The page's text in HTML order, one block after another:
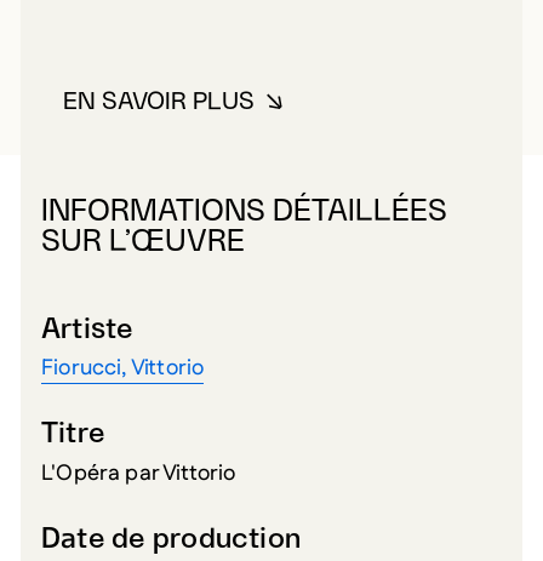
EN SAVOIR PLUSÀ PROPOS DE FIORUCCI,
INFORMATIONS DÉTAILLÉES
SUR L’ŒUVRE
Artiste
Fiorucci, Vittorio
Titre
L'Opéra par Vittorio
Date de production